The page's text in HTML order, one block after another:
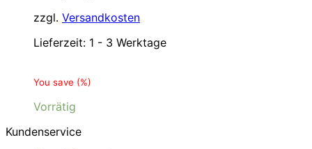
zzgl. Versandkosten
Lieferzeit: 1 - 3 Werktage
You save (%)
Vorrätig
Kundenservice